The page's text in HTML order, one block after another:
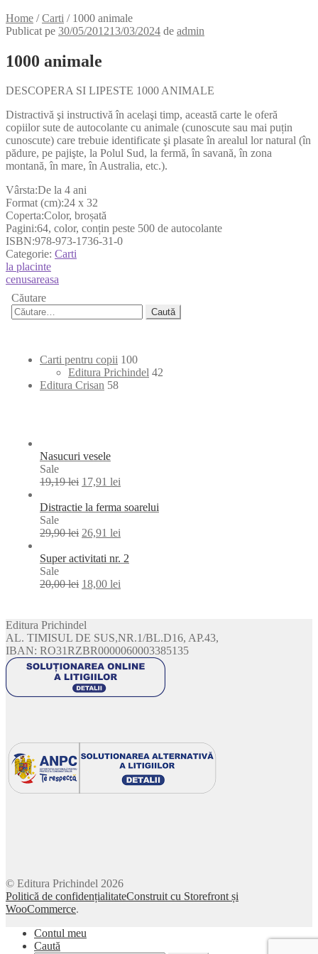
Home /Carti / 1000 animale
Publicat pe 30/05/201213/03/2024 de admin
1000 animale
DESCOPERA SI LIPESTE 1000 ANIMALE
Distractivă şi instructivă în acelaşi timp, această carte le oferă
copiilor sute de autocolante cu animale (cunoscute sau mai puțin
cunoscute) care trebuie identificate şi plasate în arealul lor natural (în
pădure, pe pajişte, la Polul Sud, la fermă, în savană, în zona
montană, în mare, în Australia, etc.).
Vârsta:De la 4 ani
Format (cm):24 x 32
Coperta:Color, broșată
Pagini:64, color, conțin peste 500 de autocolante
ISBN:978-973-1736-31-0
Categorie: Carti
Navigare
în
articole
Articolul
anterior:
la placinte
Articolul
următor:
cenusareasa
Căutare
Caută
după:
Carti pentru copii 100100
products
Editura Prichindel 42
Editura Crisan 5858
Nasucuri vesele
SaleProduct
on
19,19lei 17,91 lei
Distractie la ferma soarelui
SaleProduct
on
29,90lei 26,91 lei
Super activitati nr. 2
SaleProduct
on
20,00lei 18,00 lei
Editura Prichindel
AL. TIMISUL DE SUS,NR.1/BL.D16, AP.43,
IBAN: RO31RZBR0000060003385135
© Editura Prichindel 2026
Politică de confidențialitateConstruit cu Storefront și
WooCommerce.
Contul meu
Caută